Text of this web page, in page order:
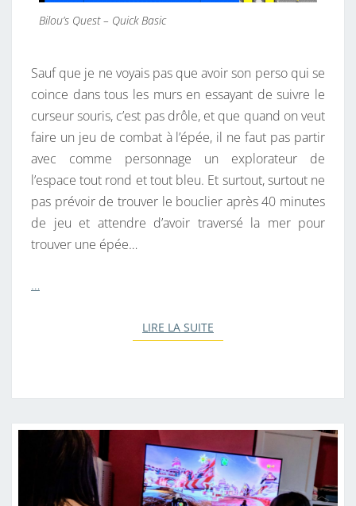
Bilou’s Quest – Quick Basic
Sauf que je ne voyais pas que avoir son perso qui se
coince dans tous les murs en essayant de suivre le
curseur souris, c’est pas drôle, et que quand on veut
faire un jeu de combat à l’épée, il ne faut pas partir
avec comme personnage un explorateur de
l’espace tout rond et tout bleu. Et surtout, surtout ne
pas prévoir de trouver le bouclier après 40 minutes
de jeu et attendre d’avoir traversé la mer pour
trouver une épée…
…
LIRE LA SUITE